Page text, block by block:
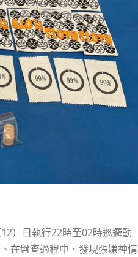
）日執行22時至02時巡邏勤
在盤查過程中、發現張嫌神情